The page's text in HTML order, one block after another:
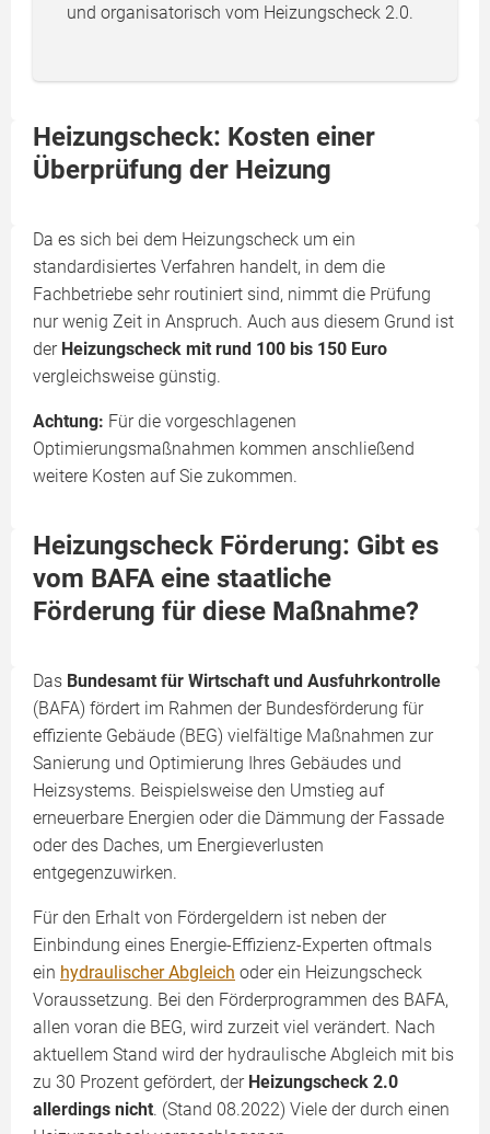
und organisatorisch vom Heizungscheck 2.0.
Heizungscheck: Kosten einer
Überprüfung der Heizung
Da es sich bei dem Heizungscheck um ein
standardisiertes Verfahren handelt, in dem die
Fachbetriebe sehr routiniert sind, nimmt die Prüfung
nur wenig Zeit in Anspruch. Auch aus diesem Grund ist
der Heizungscheck mit rund 100 bis 150 Euro
vergleichsweise günstig.
Achtung: Für die vorgeschlagenen
Optimierungsmaßnahmen kommen anschließend
weitere Kosten auf Sie zukommen.
Heizungscheck Förderung: Gibt es
vom BAFA eine staatliche
Förderung für diese Maßnahme?
Das Bundesamt für Wirtschaft und Ausfuhrkontrolle
(BAFA) fördert im Rahmen der Bundesförderung für
effiziente Gebäude (BEG) vielfältige Maßnahmen zur
Sanierung und Optimierung Ihres Gebäudes und
Heizsystems. Beispielsweise den Umstieg auf
erneuerbare Energien oder die Dämmung der Fassade
oder des Daches, um Energieverlusten
entgegenzuwirken.
Für den Erhalt von Fördergeldern ist neben der
Einbindung eines Energie-Effizienz-Experten oftmals
ein hydraulischer Abgleich oder ein Heizungscheck
Voraussetzung. Bei den Förderprogrammen des BAFA,
allen voran die BEG, wird zurzeit viel verändert. Nach
aktuellem Stand wird der hydraulische Abgleich mit bis
zu 30 Prozent gefördert, der Heizungscheck 2.0
allerdings nicht. (Stand 08.2022) Viele der durch einen